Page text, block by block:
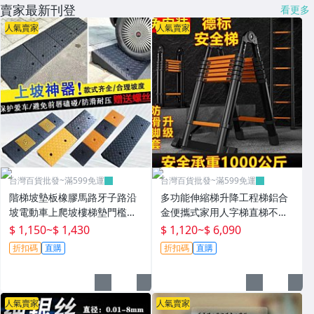
賣家最新刊登 看更多
人氣賣家
台灣百貨批發~滿599免運
階梯坡墊板橡膠馬路牙子路沿
坡電動車上爬坡樓梯墊門檻緩
衝墊~P0802
$ 1,150~$ 1,430
折扣碼 直購
人氣賣家
台灣百貨批發~滿599免運
多功能伸縮梯升降工程梯鋁合
金便攜式家用人字梯直梯不銹
鋼折疊梯~T0730
$ 1,120~$ 6,090
折扣碼 直購
人氣賣家 人氣賣家